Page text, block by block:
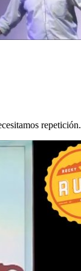
repetición.